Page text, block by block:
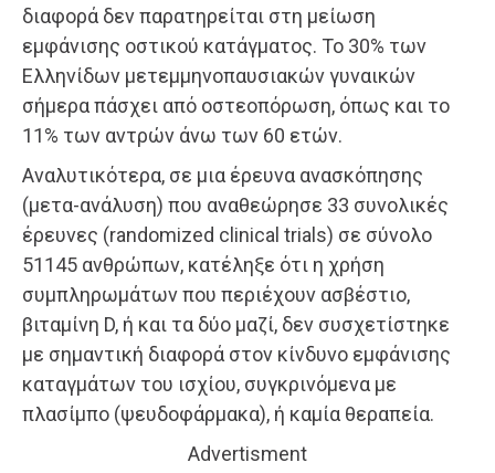
διαφορά δεν παρατηρείται στη μείωση
εμφάνισης οστικού κατάγματος. Το 30% των
Ελληνίδων μετεμμηνοπαυσιακών γυναικών
σήμερα πάσχει από οστεοπόρωση, όπως και το
11% των αντρών άνω των 60 ετών.
Αναλυτικότερα, σε μια έρευνα ανασκόπησης
(μετα-ανάλυση) που αναθεώρησε 33 συνολικές
έρευνες (randomized clinical trials) σε σύνολο
51145 ανθρώπων, κατέληξε ότι η χρήση
συμπληρωμάτων που περιέχουν ασβέστιο,
βιταμίνη D, ή και τα δύο μαζί, δεν συσχετίστηκε
με σημαντική διαφορά στον κίνδυνο εμφάνισης
καταγμάτων του ισχίου, συγκρινόμενα με
πλασίμπο (ψευδοφάρμακα), ή καμία θεραπεία.
Advertisment